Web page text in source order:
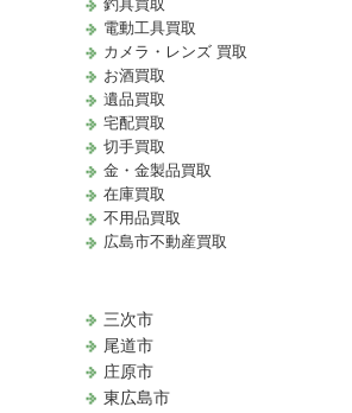
釣具買取
電動工具買取
カメラ・レンズ 買取
お酒買取
遺品買取
宅配買取
切手買取
金・金製品買取
在庫買取
不用品買取
広島市不動産買取
三次市
尾道市
庄原市
東広島市